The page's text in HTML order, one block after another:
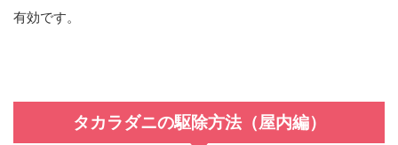
有効です。
タカラダニの駆除方法（屋内編）